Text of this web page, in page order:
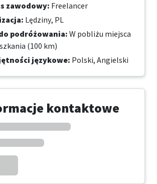
zawodowy: Freelancer
: Lędziny, PL
podróżowania: W pobliżu miejsca
(100 km)
językowe: Polski, Angielski
kontaktowe